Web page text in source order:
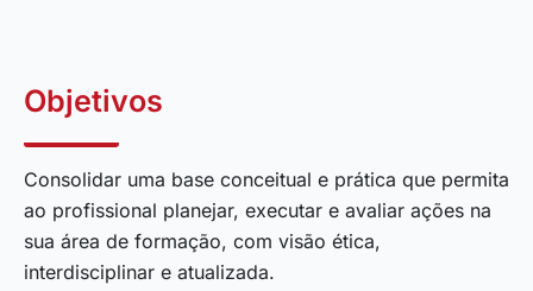
Objetivos
Consolidar uma base conceitual e prática que permita
ao profissional planejar, executar e avaliar ações na
sua área de formação, com visão ética,
interdisciplinar e atualizada.